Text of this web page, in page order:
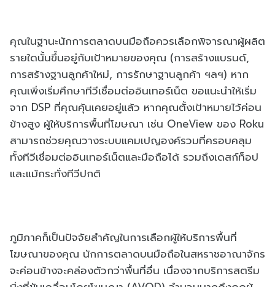
คุณในฐานะนักการตลาดบนมือถือควรเลือกพิจารณาผู้ผลิต
รายใดนั้นขึ้นอยู่กับเป้าหมายของคุณ (การสร้างแบรนด์,
การสร้างฐานลูกค้าใหม่, การรักษาฐานลูกค้า ฯลฯ) หาก
คุณเพิ่งเริ่มศึกษาทีวีเชื่อมต่ออินเทอร์เน็ต ขอแนะนำให้เริ่ม
จาก DSP ที่คุณคุ้นเคยอยู่แล้ว หากคุณตั้งเป้าหมายไว้ค่อน
ข้างสูง ผู้ให้บริการพื้นที่โฆษณา เช่น OneView ของ Roku
สามารถช่วยคุณวางระบบแคมเปญองค์รวมที่ครอบคลุม
ทั้งทีวีเชื่อมต่ออินเทอร์เน็ตและมือถือได้ รวมถึงเดสก์ท็อป
และแม้กระทั่งทีวีปกติ
ภูมิภาคก็เป็นปัจจัยสำคัญในการเลือกผู้ให้บริการพื้นที่
โฆษณาของคุณ นักการตลาดบนมือถือในสหราชอาณาจักร
จะค่อนข้างจะคล่องตัวกว่าพื้นที่อื่น เนื่องจากบริการสตรีม